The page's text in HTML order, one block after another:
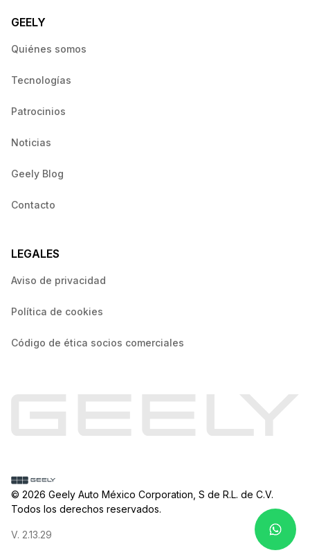
GEELY
Quiénes somos
Tecnologías
Patrocinios
Noticias
Geely Blog
Contacto
LEGALES
Aviso de privacidad
Política de cookies
Código de ética socios comerciales
© 2026 Geely Auto México Corporation, S de R.L. de C.V.
Todos los derechos reservados.
V. 2.13.29